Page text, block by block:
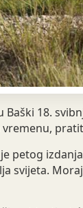
18.
petog
svijeta.